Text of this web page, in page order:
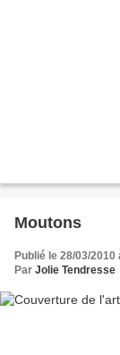
Moutons
Publié le 28/03/2010
Par Jolie Tendresse